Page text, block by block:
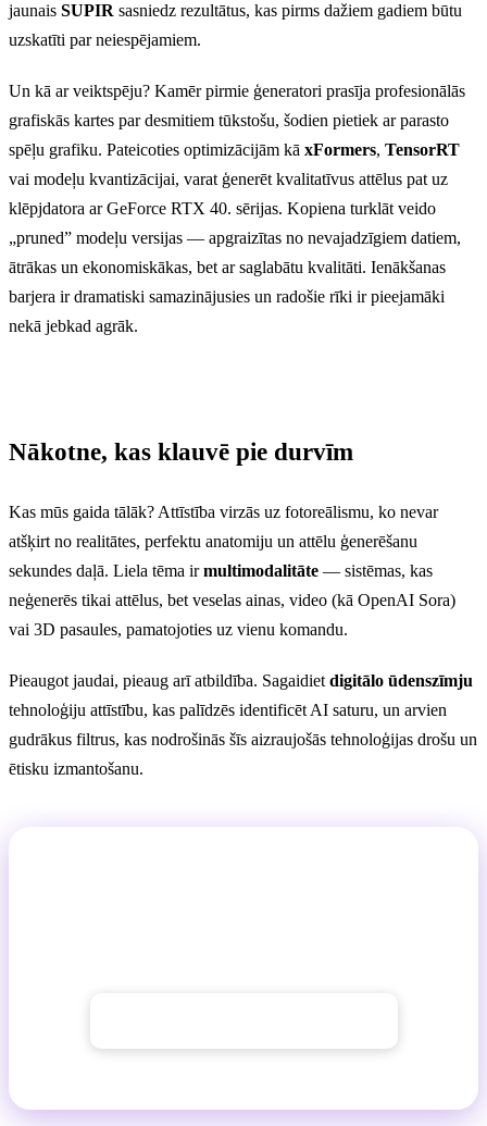
jaunais SUPIR sasniedz rezultātus, kas pirms dažiem gadiem būtu
uzskatīti par neiespējamiem.
Un kā ar veiktspēju? Kamēr pirmie ģeneratori prasīja profesionālās
grafiskās kartes par desmitiem tūkstošu, šodien pietiek ar parasto
spēļu grafiku. Pateicoties optimizācijām kā xFormers, TensorRT
vai modeļu kvantizācijai, varat ģenerēt kvalitatīvus attēlus pat uz
klēpjdatora ar GeForce RTX 40. sērijas. Kopiena turklāt veido
„pruned” modeļu versijas — apgraizītas no nevajadzīgiem datiem,
ātrākas un ekonomiskākas, bet ar saglabātu kvalitāti. Ienākšanas
barjera ir dramatiski samazinājusies un radošie rīki ir pieejamāki
nekā jebkad agrāk.
Nākotne, kas klauvē pie durvīm
Kas mūs gaida tālāk? Attīstība virzās uz fotoreālismu, ko nevar
atšķirt no realitātes, perfektu anatomiju un attēlu ģenerēšanu
sekundes daļā. Liela tēma irmultimodalitāte — sistēmas, kas
neģenerēs tikai attēlus, bet veselas ainas, video (kā OpenAI Sora)
vai 3D pasaules, pamatojoties uz vienu komandu.
Pieaugot jaudai, pieaug arī atbildība. Sagaidietdigitālo ūdenszīmju
tehnoloģiju attīstību, kas palīdzēs identificēt AI saturu, un arvien
gudrākus filtrus, kas nodrošinās šīs aizraujošās tehnoloģijas drošu un
ētisku izmantošanu.